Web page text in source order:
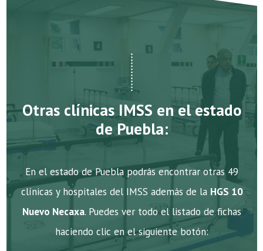
Otras clínicas IMSS en el estado
de Puebla:
En el estado de Puebla podrás encontrar otras 49
clínicas y hospitales del IMSS además de la HGS 10
Nuevo Necaxa. Puedes ver todo el listado de fichas
haciendo clic en el siguiente botón: